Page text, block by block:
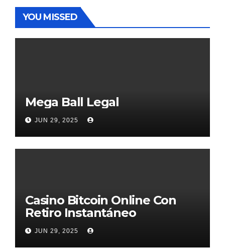
YOU MISSED
Mega Ball Legal
JUN 29, 2025
Casino Bitcoin Online Con
Retiro Instantáneo
JUN 29, 2025